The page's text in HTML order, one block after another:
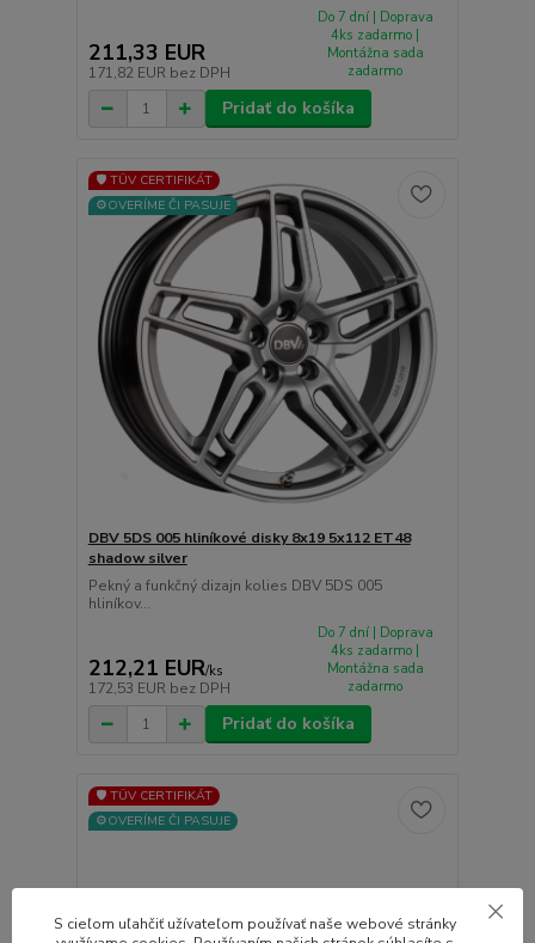
211,33 EUR
171,82 EUR bez DPH
Do 7 dní | Doprava
4ks zadarmo |
Montážna sada
zadarmo
Pridať do košíka
🛡️ TÜV CERTIFIKÁT
⚙️OVERÍME ČI PASUJE
DBV 5DS 005 hliníkové disky 8x19 5x112 ET48
shadow silver
Pekný a funkčný dizajn kolies DBV 5DS 005
hliníkov...
212,21 EUR/ks
172,53 EUR bez DPH
Do 7 dní | Doprava
4ks zadarmo |
Montážna sada
zadarmo
Pridať do košíka
🛡️ TÜV CERTIFIKÁT
⚙️OVERÍME ČI PASUJE
S cieľom uľahčiť užívateľom používať naše webové stránky